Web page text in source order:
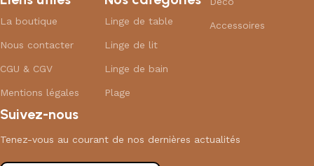
La boutique
Nous contacter
CGU & CGV
Mentions légales
Linge de table
Linge de lit
Linge de bain
Plage
Accessoires
Suivez-nous
Tenez-vous au courant de nos dernières actualités